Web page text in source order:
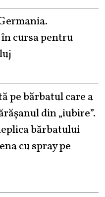
cursa pentru
pe bărbatul care a
din „iubire”.
bărbatului
cu spray pe